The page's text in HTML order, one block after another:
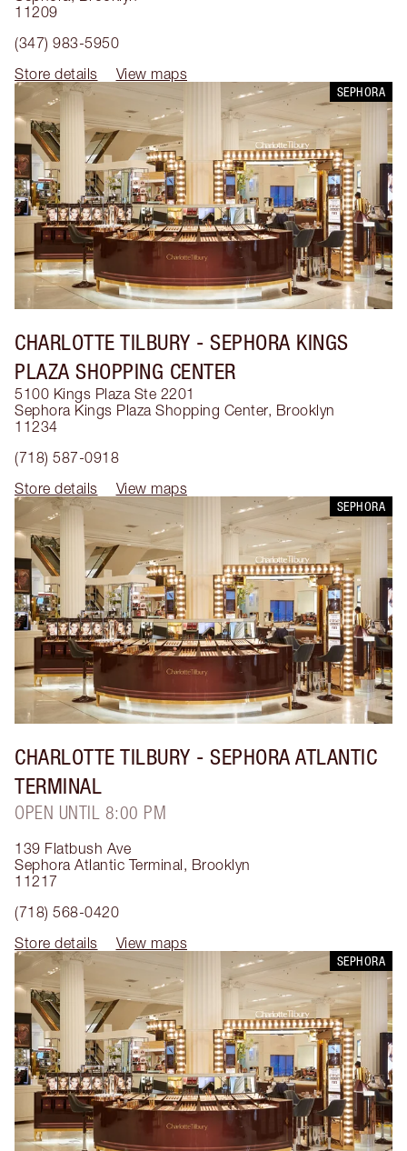
11209
(347) 983-5950
Store details
View maps
SEPHORA
CHARLOTTE TILBURY - SEPHORA KINGS
PLAZA SHOPPING CENTER
5100 Kings Plaza Ste 2201
Sephora Kings Plaza Shopping Center, Brooklyn
11234
(718) 587-0918
Store details
View maps
SEPHORA
CHARLOTTE TILBURY - SEPHORA ATLANTIC
TERMINAL
OPEN UNTIL 8:00 PM
139 Flatbush Ave
Sephora Atlantic Terminal, Brooklyn
11217
(718) 568-0420
Store details
View maps
SEPHORA